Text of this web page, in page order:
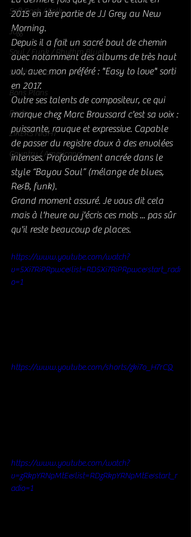
Soft Rock / Folk
Jazz
Soul / Funk / Rhythm Blues
Southern rock
Bons Plans
Rock
ZIKERS NIGHT
Country / Americana
2015 en 1ère partie de JJ Grey au New
Morning.
Depuis il a fait un sacré bout de chemin
avec notamment des albums de très haut
vol, avec mon préféré : "Easy to love" sorti
en 2017.
Outre ses talents de compositeur, ce qui
marque chez Marc Broussard c'est sa voix :
puissante, rauque et expressive. Capable
de passer du registre doux à des envolées
intenses. Profondément ancrée dans le
style “Bayou Soul” (mélange de blues,
R&B, funk).
Grand moment assuré. Je vous dit cela
mais à l'heure ou j'écris ces mots ... pas sûr
qu'il reste beaucoup de places.
https://www.youtube.com/watch?
v=5Xi7RiPRpwc&list=RD5Xi7RiPRpwc&start_radi
o=1
https://www.youtube.com/shorts/zki7o_H7rCQ
https://www.youtube.com/watch?
v=zRkpYRNpMtE&list=RDzRkpYRNpMtE&start_r
adio=1